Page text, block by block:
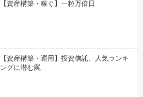
【資産構築・稼ぐ】一粒万倍日
【資産構築・運用】投資信託、人気ランキ
ングに潜む罠